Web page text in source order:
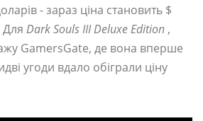
- зараз ціна становить $
Для Dark Souls III Deluxe Edition ,
GamersGate, де вона вперше
угоди вдало обіграли ціну